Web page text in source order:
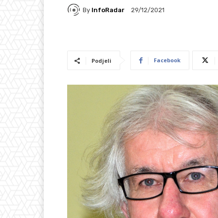
By InfoRadar 29/12/2021
Podjeli Facebook